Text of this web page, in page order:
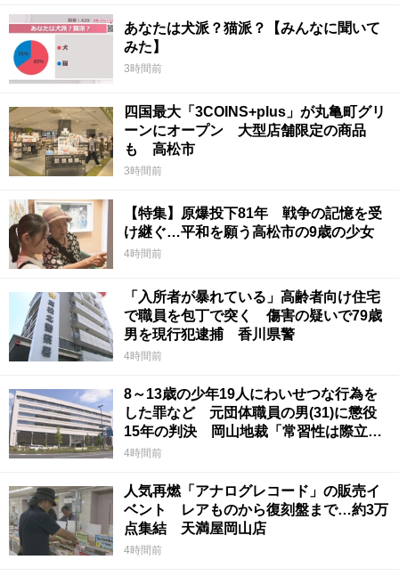
あなたは犬派？猫派？【みんなに聞いて
みた】
3時間前
四国最大「3COINS+plus」が丸亀町グリ
ーンにオープン 大型店舗限定の商品
も 高松市
3時間前
【特集】原爆投下81年 戦争の記憶を受
け継ぐ…平和を願う高松市の9歳の少女
4時間前
「入所者が暴れている」高齢者向け住宅
で職員を包丁で突く 傷害の疑いで79歳
男を現行犯逮捕 香川県警
4時間前
8～13歳の少年19人にわいせつな行為を
した罪など 元団体職員の男(31)に懲役
15年の判決 岡山地裁「常習性は際立っ
ていて被害結果も非常に重い」
4時間前
人気再燃「アナログレコード」の販売イ
ベント レアものから復刻盤まで…約3万
点集結 天満屋岡山店
4時間前